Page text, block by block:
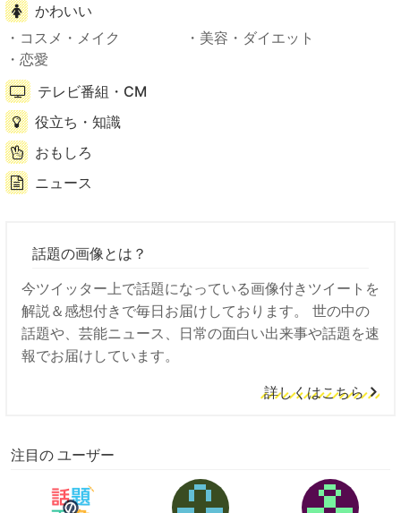
かわいい
コスメ・メイク
美容・ダイエット
恋愛
テレビ番組・CM
役立ち・知識
おもしろ
ニュース
話題の画像とは？
今ツイッター上で話題になっている画像付きツイートを
解説＆感想付きで毎日お届けしております。 世の中の
話題や、芸能ニュース、日常の面白い出来事や話題を速
報でお届けしています。
詳しくはこちら
注目の ユーザー